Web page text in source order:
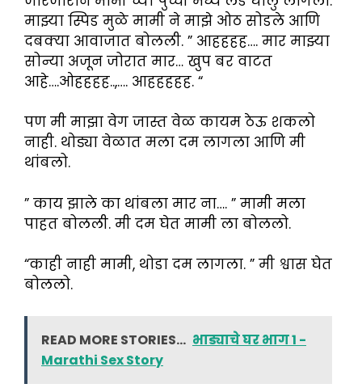
माझ्या स्पिड मुळे मामी ने माझे ओठ सोडले आणि
दबक्या आवाजात बोलली. ” आहहहह…. मार माझ्या
सोन्या अजून जोरात मार… खुप बर वाटत
आहे….ओहहहह..,…. आहहहहह. “
पण मी माझा वेग जास्त वेळ कायम ठेऊ शकलो
नाही. थोड्या वेळात मला दम लागला आणि मी
थांबलो.
” काय झाले का थांबला मार ना…. ” मामी मला
पाहत बोलली. मी दम घेत मामी ला बोललो.
“काही नाही मामी, थोडा दम लागला. ” मी श्वास घेत
बोललो.
READ MORE STORIES... भाड्याचे घर भाग 1 -
Marathi Sex Story